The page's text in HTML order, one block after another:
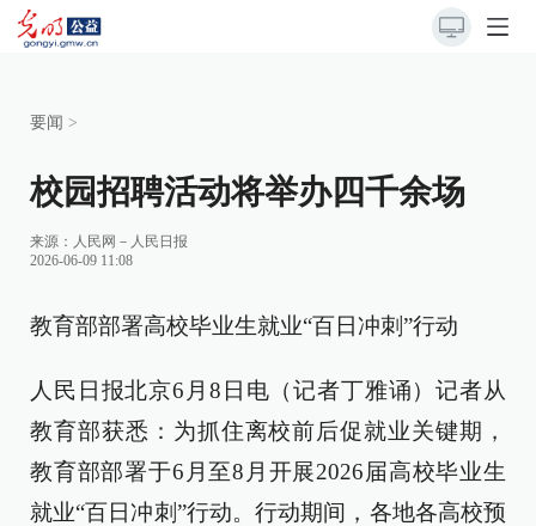
要闻 >
校园招聘活动将举办四千余场
来源： 人民网－人民日报
2026-06-09 11:08
教育部部署高校毕业生就业“百日冲刺”行动
人民日报北京6月8日电（记者丁雅诵）记者从
教育部获悉：为抓住离校前后促就业关键期，
教育部部署于6月至8月开展2026届高校毕业生
就业“百日冲刺”行动。行动期间，各地各高校预